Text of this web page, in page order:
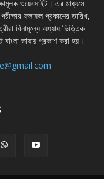
ওয়েবসাইট। এর মাধ্যমে
পরীক্ষার ফলাফল প্রকাশের তারিখ,
বিনামূল্যে অধ্যায় ভিত্তিক
ভাষায় প্রকাশ করা হয়।